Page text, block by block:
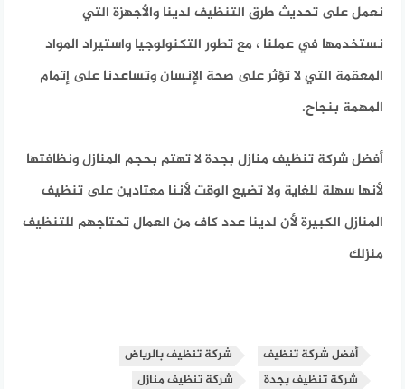
نعمل على تحديث طرق التنظيف لدينا والأجهزة التي
نستخدمها في عملنا ، مع تطور التكنولوجيا واستيراد المواد
المعقمة التي لا تؤثر على صحة الإنسان وتساعدنا على إتمام
المهمة بنجاح.
أفضل شركة تنظيف منازل بجدة لا تهتم بحجم المنازل ونظافتها
لأنها سهلة للغاية ولا تضيع الوقت لأننا معتادين على تنظيف
المنازل الكبيرة لأن لدينا عدد كاف من العمال تحتاجهم للتنظيف
منزلك
أفضل شركة تنظيف
شركة تنظيف بالرياض
شركة تنظيف بجدة
شركة تنظيف منازل